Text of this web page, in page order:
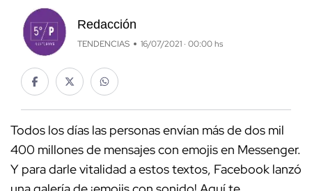
Redacción
TENDENCIAS 16/07/2021 · 00:00 hs
Todos los días las personas envían más de dos mil
400 millones de mensajes con emojis en Messenger.
Y para darle vitalidad a estos textos, Facebook lanzó